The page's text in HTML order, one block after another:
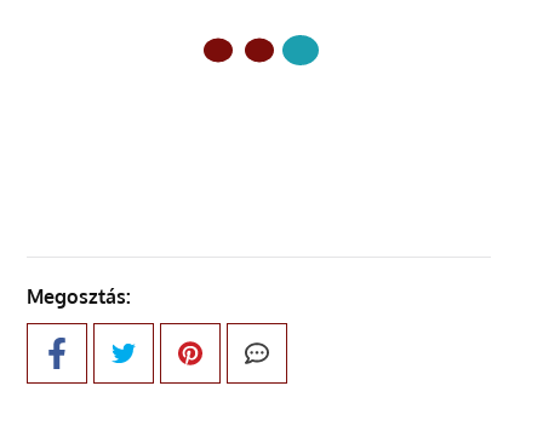
Megosztás: